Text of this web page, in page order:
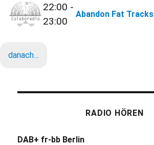
22:00 -
23:00
Abandon Fat Tracks
danach…
RADIO HÖREN
DAB+ fr-bb Berlin